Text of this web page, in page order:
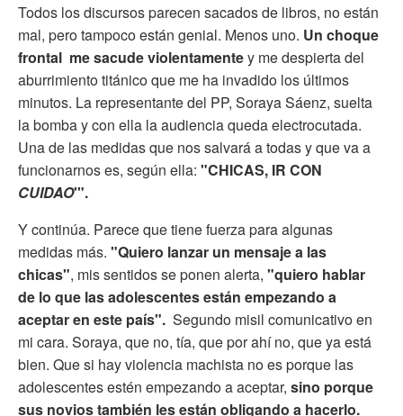
Todos los discursos parecen sacados de libros, no están
mal, pero tampoco están genial. Menos uno. Un choque
frontal me sacude violentamentey me despierta del
aburrimiento titánico que me ha invadido los últimos
minutos. La representante del PP, Soraya Sáenz, suelta
la bomba y con ella la audiencia queda electrocutada.
Una de las medidas que nos salvará a todas y que va a
funcionarnos es, según ella: "CHICAS, IR CON
CUIDAO'".
Y continúa. Parece que tiene fuerza para algunas
medidas más. "Quiero lanzar un mensaje a las
chicas", mis sentidos se ponen alerta, "quiero hablar
de lo que las adolescentes están empezando a
aceptar en este país". Segundo misil comunicativo en
mi cara. Soraya, que no, tía, que por ahí no, que ya está
bien. Que si hay violencia machista no es porque las
adolescentes estén empezando a aceptar, sino porque
sus novios también les están obligando a hacerlo.